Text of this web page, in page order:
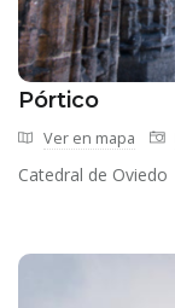
Pórtico
Ver en mapa
Catedral de Oviedo